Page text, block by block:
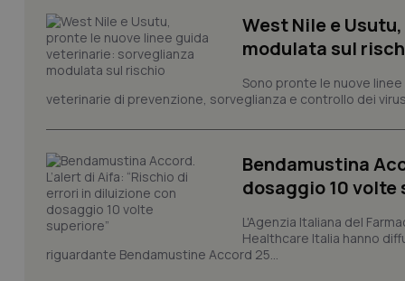
West Nile e
modulata sul
Sono pronte le nuove
veterinarie di prevenzione, sorveglianza e controllo dei
Bendamustina
dosaggio 10 volte
L'Agenzia Italiana del
Healthcare Italia hanno
riguardante Bendamustine Accord 25...
_ga_KM60CM4NPH
Nome
Nome